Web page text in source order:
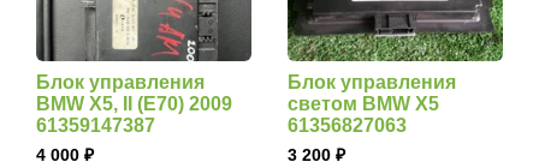
Блок управления
BMW X5, II (E70) 2009
61359147387
4 000
Блок управления
светом BMW X5
61356827063
3 200